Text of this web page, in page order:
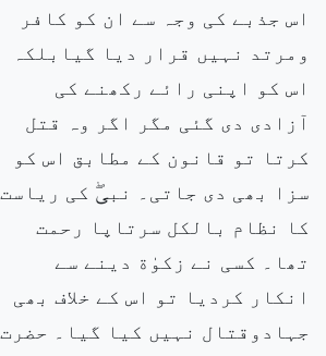
اس جذبے کی وجہ سے ان کو کافر
ومرتد نہیں قرار دیا گیابلکہ
اس کو اپنی رائے رکھنے کی
آزادی دی گئی مگر اگر وہ قتل
کرتا تو قانون کے مطابق اس کو
سزا بھی دی جاتی۔ نبیۖ کی ریاست
کا نظام بالکل سرتاپا رحمت
تھا۔ کسی نے زکوٰة دینے سے
انکار کردیا تو اس کے خلاف بھی
جہادوقتال نہیں کیا گیا۔ حضرت